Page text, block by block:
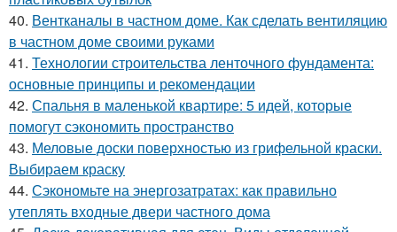
40. Вентканалы в частном доме. Как сделать вентиляцию
в частном доме своими руками
41. Технологии строительства ленточного фундамента:
основные принципы и рекомендации
42. Спальня в маленькой квартире: 5 идей, которые
помогут сэкономить пространство
43. Меловые доски поверхностью из грифельной краски.
Выбираем краску
44. Сэкономьте на энергозатратах: как правильно
утеплять входные двери частного дома